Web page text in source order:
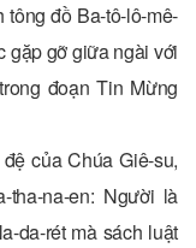
tông đồ Ba-tô-lô-mê-
gặp gỡ giữa ngài với
đoạn Tin Mừng
của Chúa Giê-su,
na-en: Người là
da-rét mà sách luật